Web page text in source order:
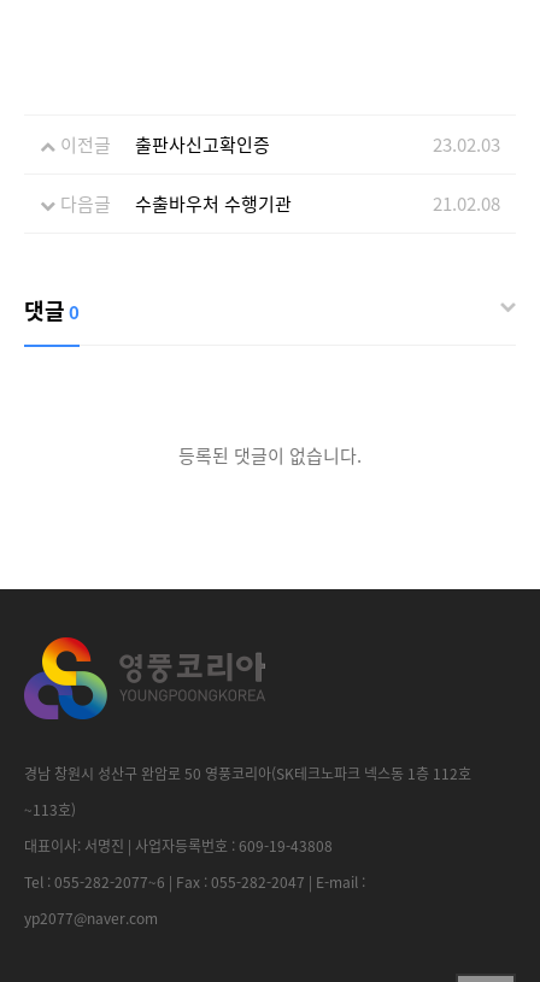
이전글 출판사신고확인증 23.02.03
다음글 수출바우처 수행기관 21.02.08
댓글0
등록된 댓글이 없습니다.
경남 창원시 성산구 완암로 50 영풍코리아(SK테크노파크 넥스동 1층 112호
~113호)
대표이사: 서명진 | 사업자등록번호 : 609-19-43808
Tel : 055-282-2077~6 | Fax : 055-282-2047 | E-mail :
yp2077@naver.com